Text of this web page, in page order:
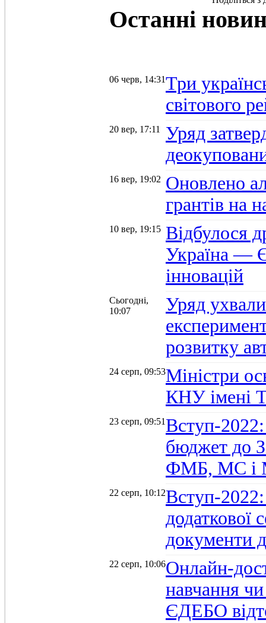
Останні
06 черв, 14:31Три
світового
20 вер, 17:11
Уряд
16 вер, 19:02 Оновлено
грантів на
10 вер, 19:15 Відбулося
Україна —
інновацій
Сьогодні,
10:07
Уряд
розвитку
24 серп, 09:53Міністри
КНУ імені
23 серп, 09:51 Вступ-
бюджет до
ФМБ, МС і
22 серп, 10:12Вступ-
додаткової
документи
22 серп, 10:06Онлайн-
навчання
ЄДЕБО